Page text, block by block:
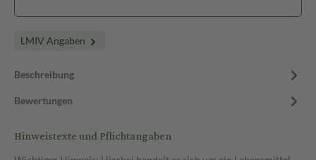
LMIV Angaben
Beschreibung
Bewertungen
Hinweistexte und Pflichtangaben